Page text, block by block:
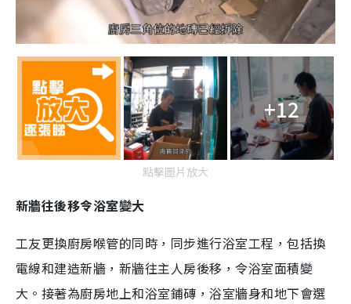
+12
點擊圖片放大
新牆往後移令浴室變大
工友更換廚房喉管的同時，同步進行浴室工程，包括換
電線和建造新牆，新牆往主人房後移，令浴室面積變
大。接著為廚房地上和浴室鋪磚，浴室牆身和地下會選